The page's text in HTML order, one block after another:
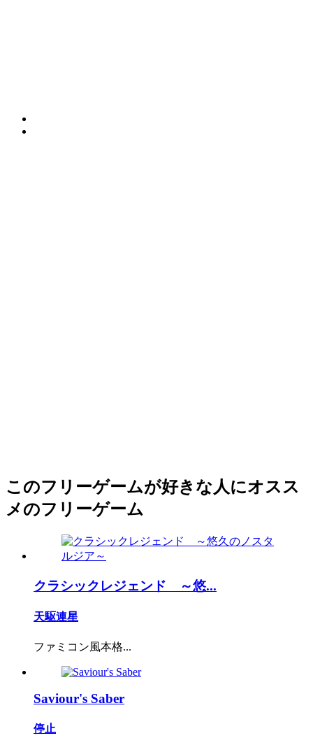
このフリーゲームが好きな人にオスス
メのフリーゲーム
クラシックレジェンド ～悠...
天駆連星
ファミコン風本格...
Saviour's Saber
停止